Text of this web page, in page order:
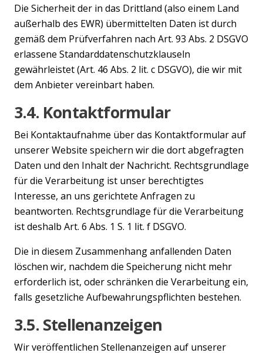
Die Sicherheit der in das Drittland (also einem Land
außerhalb des EWR) übermittelten Daten ist durch
gemäß dem Prüfverfahren nach Art. 93 Abs. 2 DSGVO
erlassene Standarddatenschutzklauseln
gewährleistet (Art. 46 Abs. 2 lit. c DSGVO), die wir mit
dem Anbieter vereinbart haben.
3.4. Kontaktformular
Bei Kontaktaufnahme über das Kontaktformular auf
unserer Website speichern wir die dort abgefragten
Daten und den Inhalt der Nachricht. Rechtsgrundlage
für die Verarbeitung ist unser berechtigtes
Interesse, an uns gerichtete Anfragen zu
beantworten. Rechtsgrundlage für die Verarbeitung
ist deshalb Art. 6 Abs. 1 S. 1 lit. f DSGVO.
Die in diesem Zusammenhang anfallenden Daten
löschen wir, nachdem die Speicherung nicht mehr
erforderlich ist, oder schränken die Verarbeitung ein,
falls gesetzliche Aufbewahrungspflichten bestehen.
3.5. Stellenanzeigen
Wir veröffentlichen Stellenanzeigen auf unserer